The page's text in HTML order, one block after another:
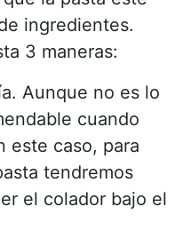
ingredientes.
3 maneras:
Aunque no es lo
cuando
este caso, para
tendremos
el colador bajo el